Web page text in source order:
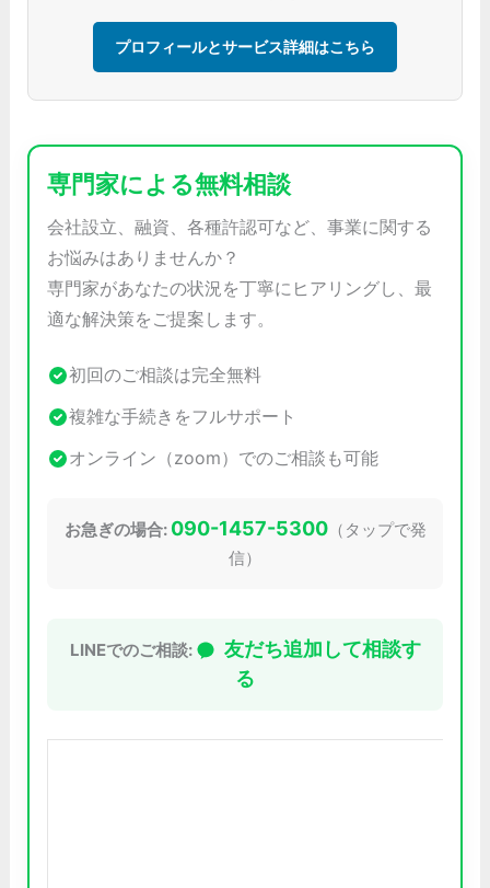
プロフィールとサービス詳細はこちら
専門家による無料相談
会社設立、融資、各種許認可など、事業に関する
お悩みはありませんか？
専門家があなたの状況を丁寧にヒアリングし、最
適な解決策をご提案します。
初回のご相談は完全無料
複雑な手続きをフルサポート
オンライン（zoom）でのご相談も可能
お急ぎの場合: 090-1457-5300（タップで発
信）
LINEでのご相談:
友だち追加して相談す
る